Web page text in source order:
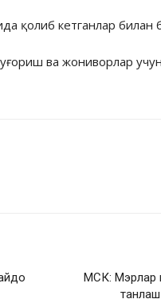
қолиб кетганлар билан
ва жониворлар
МСК: Мэрлар